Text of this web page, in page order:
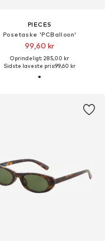
PIECES
Posetaske 'PCBalloon'
99,60 kr
Oprindeligt: 285,00 kr
Sidste laveste pris:99,60 kr